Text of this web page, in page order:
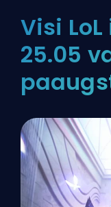
Visi
25.05